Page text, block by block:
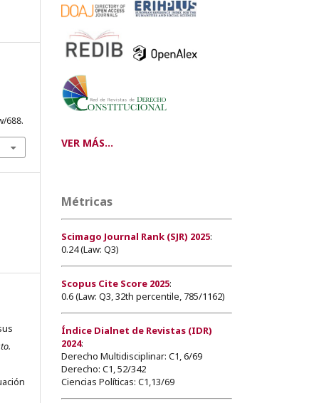
688.
VER MÁS...
Métricas
Scimago Journal Rank (SJR) 2025:
0.24 (Law: Q3)
Scopus Cite Score 2025:
0.6 (Law: Q3, 32th percentile, 785/1162)
Índice Dialnet de Revistas (IDR)
2024:
Derecho Multidisciplinar: C1, 6/69
Derecho: C1, 52/342
Ciencias Políticas: C1,13/69